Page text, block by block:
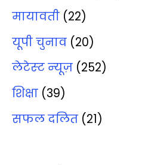
मायावती (22)
यूपी चुनाव (20)
लेटेस्‍ट न्‍यूज़ (252)
शिक्षा (39)
सफल दलित (21)